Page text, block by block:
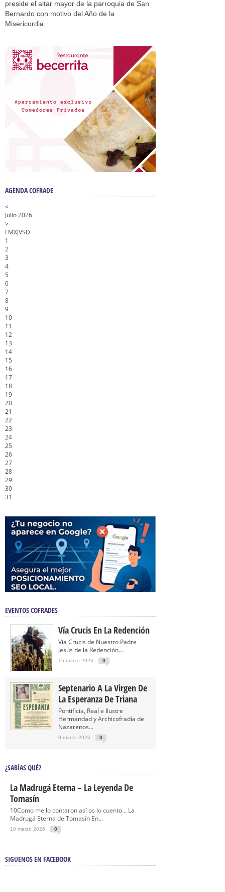
preside el altar mayor de la parroquia de San
Bernardo con motivo del Año de la
Misericordia.
AGENDA COFRADE
<
Julio 2026
>
LMXJVSD
1
2
3
4
5
6
7
8
9
10
11
12
13
14
15
16
17
18
19
20
21
22
23
24
25
26
27
28
29
30
31
EVENTOS COFRADES
Vía Crucis En La Redención
Vía Crucis de Nuestro Padre
Jesús de la Redención...
15 marzo 2026 0
Septenario A La Virgen De
La Esperanza De Triana
Pontificia, Real e Ilustre
Hermandad y Archicofradía de
Nazarenos...
8 marzo 2026 0
¿SABÍAS QUÉ?
La Madrugá Eterna – La Leyenda De
Tomasín
10Como me lo contaron así os lo cuento… La
Madrugá Eterna de Tomasín En...
10 marzo 2026 0
SÍGUENOS EN FACEBOOK